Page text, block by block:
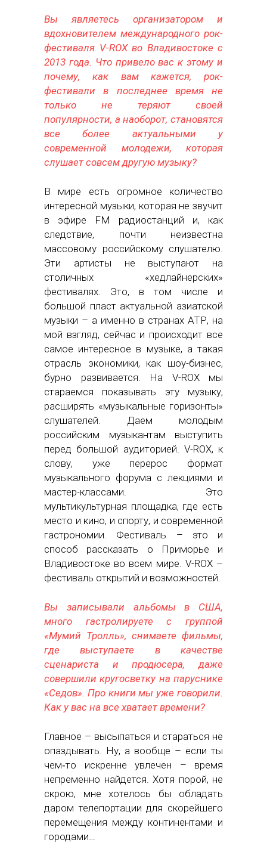
Вы являетесь организатором и
вдохновителем международного рок-
фестиваля V-ROX во Владивостоке с
2013 года. Что привело вас к этому и
почему, как вам кажется, рок-
фестивали в последнее время не
только не теряют своей
популярности, а наоборот, становятся
все более актуальными у
современной молодежи, которая
слушает совсем другую музыку?
В мире есть огромное количество
интересной музыки, которая не звучит
в эфире FM радиостанций и, как
следствие, почти неизвестна
массовому российскому слушателю.
Эти артисты не выступают на
столичных «хедлайнерских»
фестивалях. Это, в том числе и
большой пласт актуальной азиатской
музыки – а именно в странах АТР, на
мой взгляд, сейчас и происходит все
самое интересное в музыке, а такая
отрасль экономики, как шоу-бизнес,
бурно развивается. На V-ROX мы
стараемся показывать эту музыку,
расширять «музыкальные горизонты»
слушателей. Даем молодым
российским музыкантам выступить
перед большой аудиторией. V-ROX, к
слову, уже перерос формат
музыкального форума с лекциями и
мастер-классами. Это
мультикультурная площадка, где есть
место и кино, и спорту, и современной
гастрономии. Фестиваль – это и
способ рассказать о Приморье и
Владивостоке во всем мире. V-ROX –
фестиваль открытий и возможностей.
Вы записывали альбомы в США,
много гастролируете с группой
«Мумий Тролль», снимаете фильмы,
где выступаете в качестве
сценариста и продюсера, даже
совершили кругосветку на паруснике
«Седов». Про книги мы уже говорили.
Как у вас на все хватает времени?
Главное – высыпаться и стараться не
опаздывать. Ну, а вообще – если ты
чем‑то искренне увлечен – время
непременно найдется. Хотя порой, не
скрою, мне хотелось бы обладать
даром телепортации для скорейшего
перемещения между континентами и
городами…